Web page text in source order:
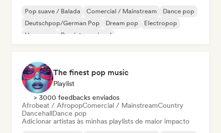
Pop suave / Balada Comercial / Mainstream
Dance pop
Deutschpop/German Pop
Dream pop
Electropop
Hyperpop
Pop internacional
The finest pop music
Playlist
> 3000 feedbacks enviados
Afrobeat / AfropopComercial / MainstreamCountry
DancehallDance pop
Adicionar artistas às minhas playlists de maior impacto